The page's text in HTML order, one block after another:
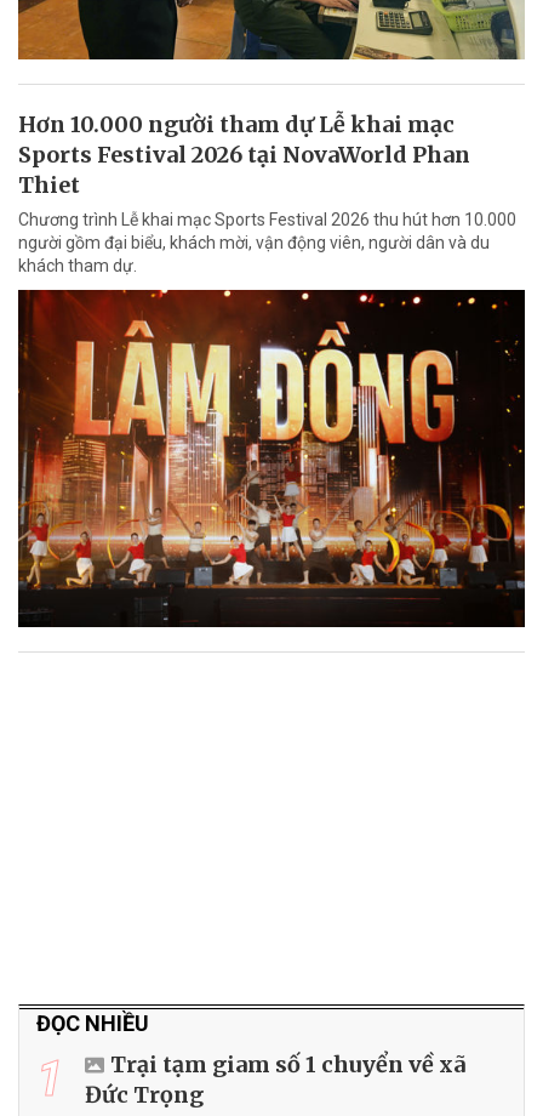
Hơn 10.000 người tham dự Lễ khai mạc
Sports Festival 2026 tại NovaWorld Phan
Thiet
Chương trình Lễ khai mạc Sports Festival 2026 thu hút hơn 10.000
người gồm đại biểu, khách mời, vận động viên, người dân và du
khách tham dự.
ĐỌC NHIỀU
1
Trại tạm giam số 1 chuyển về xã
Đức Trọng